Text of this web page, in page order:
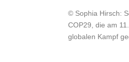
© Sophia Hirsch:
COP29, die am
globalen Kampf